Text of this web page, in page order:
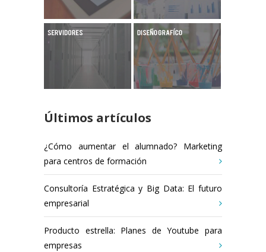
Últimos artículos
¿Cómo aumentar el alumnado? Marketing
para centros de formación
Consultoría Estratégica y Big Data: El futuro
empresarial
Producto estrella: Planes de Youtube para
empresas